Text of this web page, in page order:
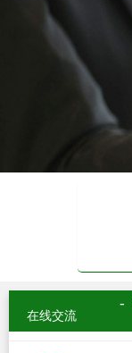
-
在线交流